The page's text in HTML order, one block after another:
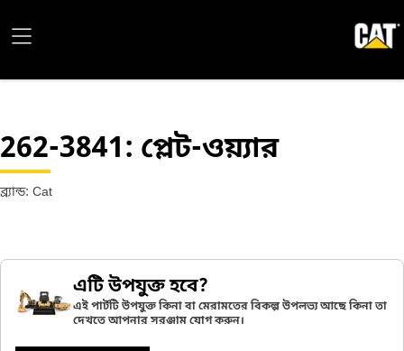
262-3841: প্লেট-ওয়্যার
ব্র্যান্ড: Cat
এটি উপযুক্ত হবে?
এই পার্টটি উপযুক্ত কিনা বা মেরামতের বিকল্প উপলভ্য আছে কিনা তা
দেখতে আপনার সরঞ্জাম যোগ করুন।